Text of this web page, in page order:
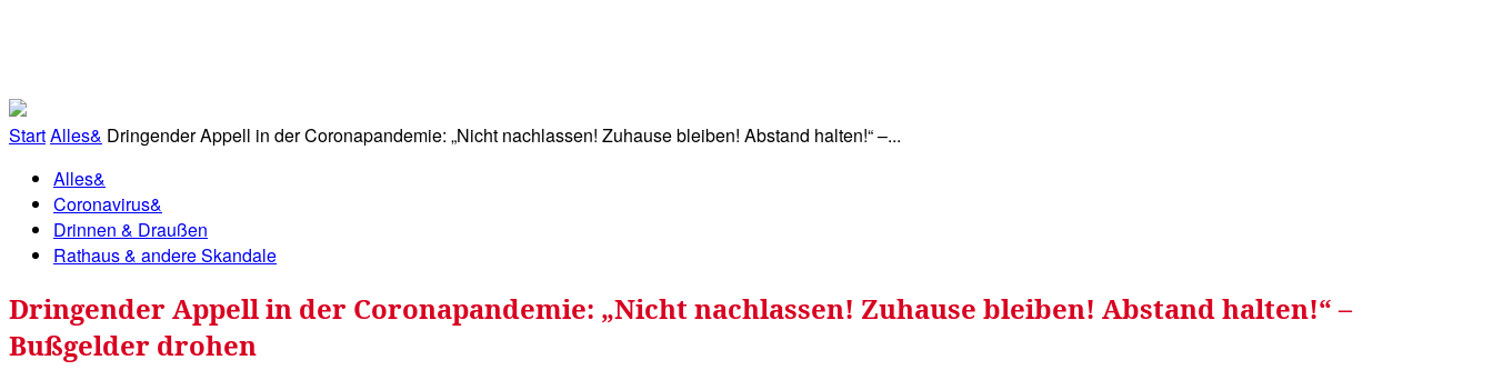
StartAlles& Dringender Appell in der Coronapandemie: „Nicht nachlassen! Zuhause bleiben! Abstand halten!“ –...
Alles&
Coronavirus&
Drinnen & Draußen
Rathaus & andere Skandale
Dringender Appell in der Coronapandemie: „Nicht nachlassen! Zuhause bleiben! Abstand halten!“ –
Bußgelder drohen